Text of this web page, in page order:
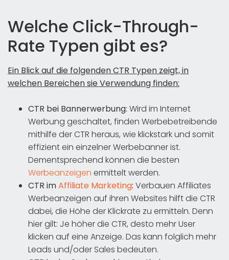
Welche Click-Through-
Rate Typen gibt es?
Ein Blick auf die folgenden CTR Typen zeigt, in
welchen Bereichen sie Verwendung finden:
CTR bei Bannerwerbung: Wird im Internet
Werbung geschaltet, finden Werbebetreibende
mithilfe der CTR heraus, wie klickstark und somit
effizient ein einzelner Werbebanner ist.
Dementsprechend können die besten
Werbeanzeigen ermittelt werden.
CTR imAffiliate Marketing: Verbauen Affiliates
Werbeanzeigen auf ihren Websites hilft die CTR
dabei, die Höhe der Klickrate zu ermitteln. Denn
hier gilt: Je höher die CTR, desto mehr User
klicken auf eine Anzeige. Das kann folglich mehr
Leads und/oder Sales bedeuten.